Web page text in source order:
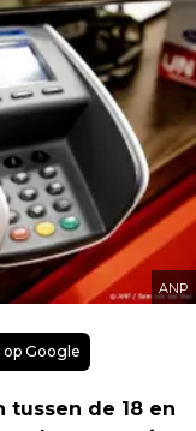
ANP
Google
tussen de 18 en